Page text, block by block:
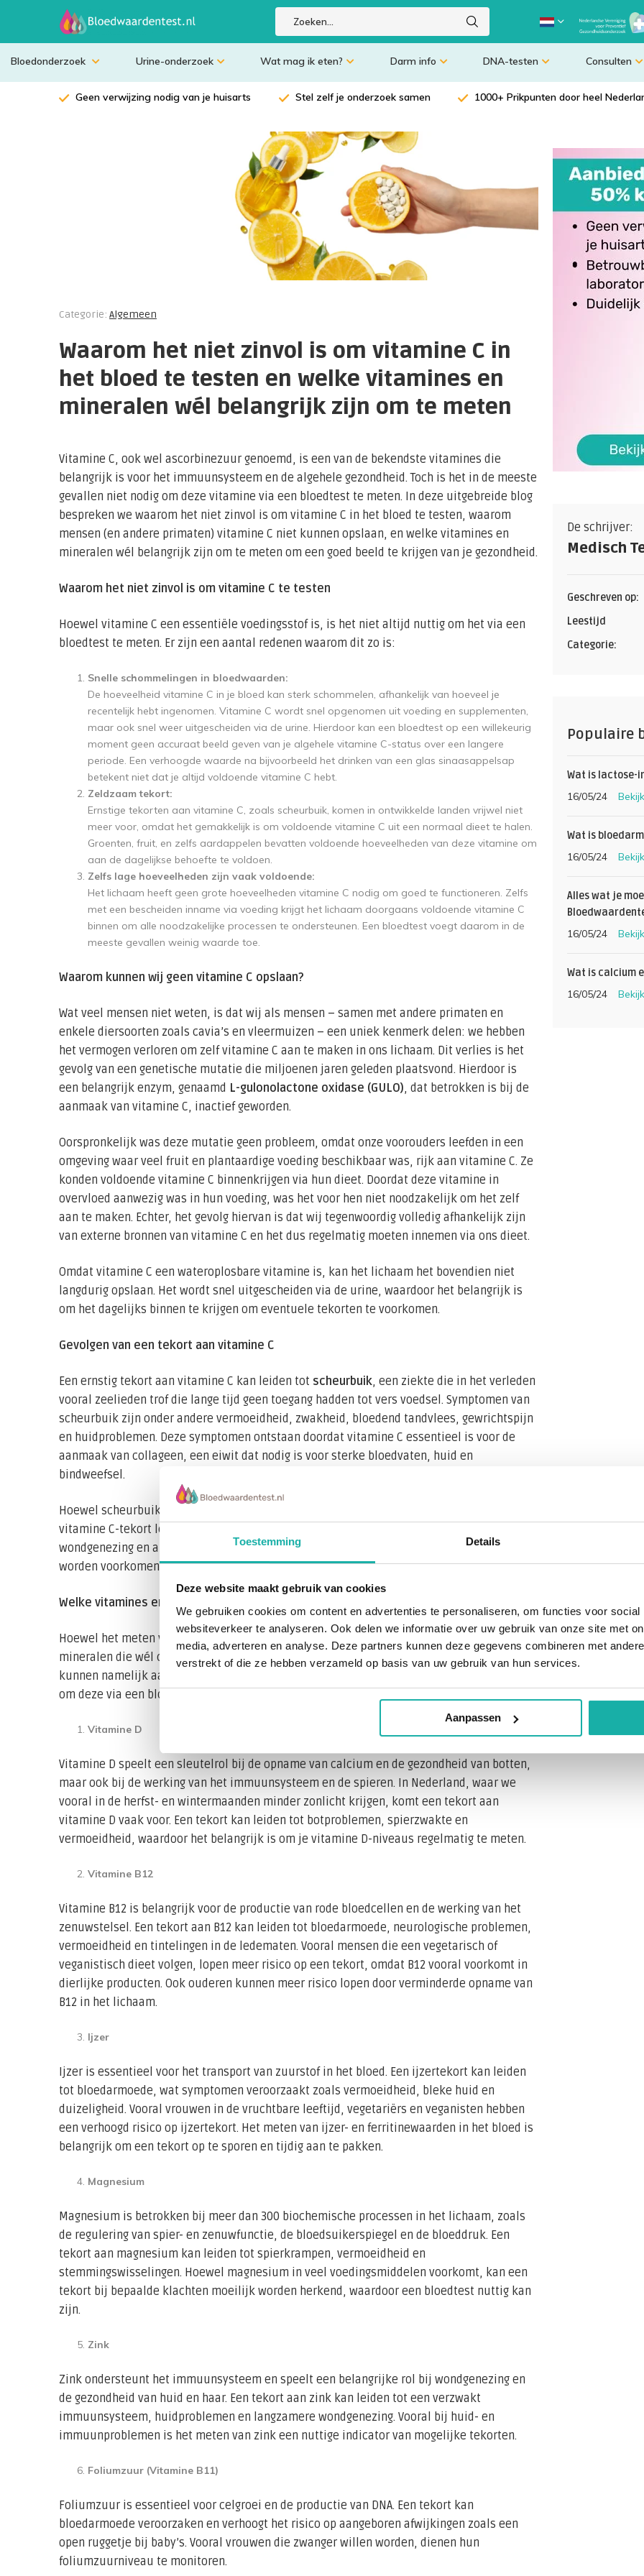
Toestemming Details
Deze website maakt gebruik van cookies
We gebruiken cookies om content en advertenties te personaliseren, om functies voor
websiteverkeer te analyseren. Ook delen we informatie over uw gebruik van onze site met
media, adverteren en analyse. Deze partners kunnen deze gegevens combineren met
verstrekt of die ze hebben verzameld op basis van uw gebruik van hun services.
Aanpassen
Bloedonderzoek Urine-onderzoek Wat mag ik eten? Darm info DNA-testen Consulten
Geen verwijzing nodig van je huisarts Stel zelf je onderzoek samen 1000+ Prikpunten door heel
Categorie: Algemeen
Waarom het niet zinvol is om vitamine C in
het bloed te testen en welke vitamines en
mineralen wél belangrijk zijn om te meten
Vitamine C, ook wel ascorbinezuur genoemd, is een van de bekendste vitamines die
belangrijk is voor het immuunsysteem en de algehele gezondheid. Toch is het in de meeste
gevallen niet nodig om deze vitamine via een bloedtest te meten. In deze uitgebreide blog
bespreken we waarom het niet zinvol is om vitamine C in het bloed te testen, waarom
mensen (en andere primaten) vitamine C niet kunnen opslaan, en welke vitamines en
mineralen wél belangrijk zijn om te meten om een goed beeld te krijgen van je gezondheid.
Waarom het niet zinvol is om vitamine C te testen
Hoewel vitamine C een essentiële voedingsstof is, is het niet altijd nuttig om het via een
bloedtest te meten. Er zijn een aantal redenen waarom dit zo is:
Snelle schommelingen in bloedwaarden:
De hoeveelheid vitamine C in je bloed kan sterk schommelen, afhankelijk van hoeveel je
recentelijk hebt ingenomen. Vitamine C wordt snel opgenomen uit voeding en supplementen,
maar ook snel weer uitgescheiden via de urine. Hierdoor kan een bloedtest op een willekeurig
moment geen accuraat beeld geven van je algehele vitamine C-status over een langere
periode. Een verhoogde waarde na bijvoorbeeld het drinken van een glas sinaasappelsap
betekent niet dat je altijd voldoende vitamine C hebt.
Zeldzaam tekort:
Ernstige tekorten aan vitamine C, zoals scheurbuik, komen in ontwikkelde landen vrijwel niet
meer voor, omdat het gemakkelijk is om voldoende vitamine C uit een normaal dieet te halen.
Groenten, fruit, en zelfs aardappelen bevatten voldoende hoeveelheden van deze vitamine om
aan de dagelijkse behoefte te voldoen.
Zelfs lage hoeveelheden zijn vaak voldoende:
Het lichaam heeft geen grote hoeveelheden vitamine C nodig om goed te functioneren. Zelfs
met een bescheiden inname via voeding krijgt het lichaam doorgaans voldoende vitamine C
binnen om alle noodzakelijke processen te ondersteunen. Een bloedtest voegt daarom in de
meeste gevallen weinig waarde toe.
Waarom kunnen wij geen vitamine C opslaan?
Wat veel mensen niet weten, is dat wij als mensen – samen met andere primaten en
enkele diersoorten zoals cavia’s en vleermuizen – een uniek kenmerk delen: we hebben
het vermogen verloren om zelf vitamine C aan te maken in ons lichaam. Dit verlies is het
gevolg van een genetische mutatie die miljoenen jaren geleden plaatsvond. Hierdoor is
een belangrijk enzym, genaamd L-gulonolactone oxidase (GULO), dat betrokken is bij de
aanmaak van vitamine C, inactief geworden.
Oorspronkelijk was deze mutatie geen probleem, omdat onze voorouders leefden in een
omgeving waar veel fruit en plantaardige voeding beschikbaar was, rijk aan vitamine C. Ze
konden voldoende vitamine C binnenkrijgen via hun dieet. Doordat deze vitamine in
overvloed aanwezig was in hun voeding, was het voor hen niet noodzakelijk om het zelf
aan te maken. Echter, het gevolg hiervan is dat wij tegenwoordig volledig afhankelijk zijn
van externe bronnen van vitamine C en het dus regelmatig moeten innemen via ons dieet.
Omdat vitamine C een wateroplosbare vitamine is, kan het lichaam het bovendien niet
langdurig opslaan. Het wordt snel uitgescheiden via de urine, waardoor het belangrijk is
om het dagelijks binnen te krijgen om eventuele tekorten te voorkomen.
Gevolgen van een tekort aan vitamine C
Een ernstig tekort aan vitamine C kan leiden tot scheurbuik, een ziekte die in het verleden
vooral zeelieden trof die lange tijd geen toegang hadden tot vers voedsel. Symptomen van
scheurbuik zijn onder andere vermoeidheid, zwakheid, bloedend tandvlees, gewrichtspijn
en huidproblemen. Deze symptomen ontstaan doordat vitamine C essentieel is voor de
aanmaak van collageen, een eiwit dat nodig is voor sterke bloedvaten, huid en
bindweefsel.
Hoewel scheurbuik tegenwoordig nauwelijks meer voorkomt, kunnen mildere vormen van
vitamine C-tekort leiden tot symptomen zoals een verzwakt immuunsysteem, vertraagde
wondgenezing en algehele vermoeidheid. Gelukkig kunnen deze problemen eenvoudig
worden voorkomen door een gevarieerd dieet met voldoende groenten en fruit.
Welke vitamines en mineralen wél belangrijk zijn om te meten
Hoewel het meten van vitamine C niet altijd zinvol is, zijn er andere vitamines en
mineralen die wél cruciaal zijn om regelmatig te controleren. Tekorten aan deze stoffen
kunnen namelijk aanzienlijke gevolgen hebben voor de gezondheid, en het is belangrijk
om deze via een bloedtest te monitoren om mogelijke tekorten tijdig op te sporen.
Vitamine D
Vitamine D speelt een sleutelrol bij de opname van calcium en de gezondheid van botten,
maar ook bij de werking van het immuunsysteem en de spieren. In Nederland, waar we
vooral in de herfst- en wintermaanden minder zonlicht krijgen, komt een tekort aan
vitamine D vaak voor. Een tekort kan leiden tot botproblemen, spierzwakte en
vermoeidheid, waardoor het belangrijk is om je vitamine D-niveaus regelmatig te meten.
Vitamine B12
Vitamine B12 is belangrijk voor de productie van rode bloedcellen en de werking van het
zenuwstelsel. Een tekort aan B12 kan leiden tot bloedarmoede, neurologische problemen,
vermoeidheid en tintelingen in de ledematen. Vooral mensen die een vegetarisch of
veganistisch dieet volgen, lopen meer risico op een tekort, omdat B12 vooral voorkomt in
dierlijke producten. Ook ouderen kunnen meer risico lopen door verminderde opname van
B12 in het lichaam.
Ijzer
Ijzer is essentieel voor het transport van zuurstof in het bloed. Een ijzertekort kan leiden
tot bloedarmoede, wat symptomen veroorzaakt zoals vermoeidheid, bleke huid en
duizeligheid. Vooral vrouwen in de vruchtbare leeftijd, vegetariërs en veganisten hebben
een verhoogd risico op ijzertekort. Het meten van ijzer- en ferritinewaarden in het bloed is
belangrijk om een tekort op te sporen en tijdig aan te pakken.
Magnesium
Magnesium is betrokken bij meer dan 300 biochemische processen in het lichaam, zoals
de regulering van spier- en zenuwfunctie, de bloedsuikerspiegel en de bloeddruk. Een
tekort aan magnesium kan leiden tot spierkrampen, vermoeidheid en
stemmingswisselingen. Hoewel magnesium in veel voedingsmiddelen voorkomt, kan een
tekort bij bepaalde klachten moeilijk worden herkend, waardoor een bloedtest nuttig kan
zijn.
Zink
Zink ondersteunt het immuunsysteem en speelt een belangrijke rol bij wondgenezing en
de gezondheid van huid en haar. Een tekort aan zink kan leiden tot een verzwakt
immuunsysteem, huidproblemen en langzamere wondgenezing. Vooral bij huid- en
immuunproblemen is het meten van zink een nuttige indicator van mogelijke tekorten.
Foliumzuur (Vitamine B11)
Foliumzuur is essentieel voor celgroei en de productie van DNA. Een tekort kan
bloedarmoede veroorzaken en verhoogt het risico op aangeboren afwijkingen zoals een
open ruggetje bij baby’s. Vooral vrouwen die zwanger willen worden, dienen hun
foliumzuurniveau te monitoren.
De schrijver:
Medisch
Geschreven op:
Leestijd
Categorie:
Populaire
Wat is lactose-
16/05/24
Wat is
16/05/24
Alles wat je
16/05/24
Wat is calcium
16/05/24